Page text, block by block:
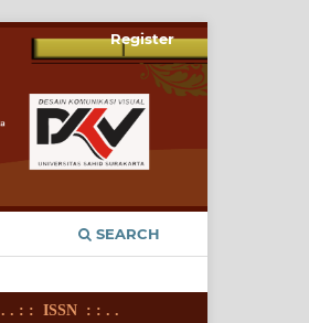
SEARCH
Register
. . : : ISSN : : . .